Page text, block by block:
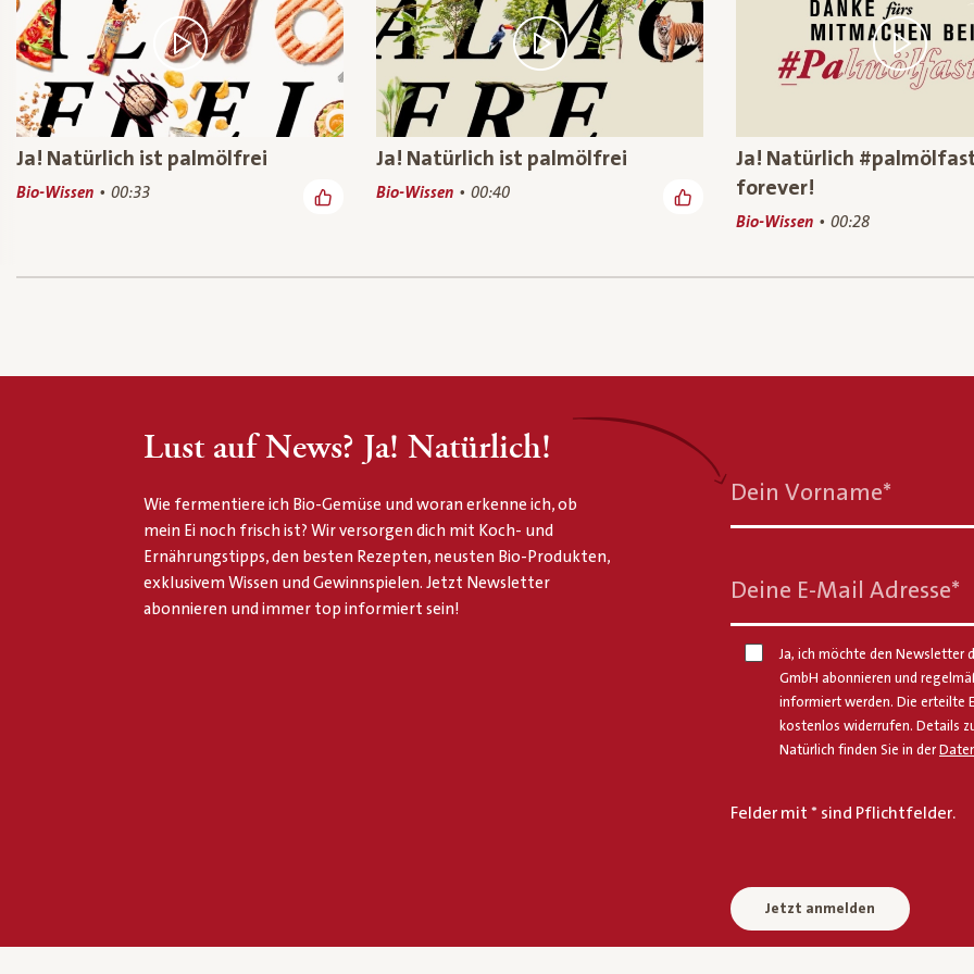
Ja! Natürlich ist palmölfrei
Bio-Wissen 00:33
Ja! Natürlich ist palmölfrei
Bio-Wissen 00:40
Ja! Natürlich
forever!
Bio-Wissen 00:28
Lust auf News? Ja! Natürlich!
Wie fermentiere ich Bio-Gemüse und woran erkenne ich, ob
mein Ei noch frisch ist? Wir versorgen dich mit Koch- und
Ernährungstipps, den besten Rezepten, neusten Bio-Produkten,
exklusivem Wissen und Gewinnspielen. Jetzt Newsletter
abonnieren und immer top informiert sein!
Dein Vorname*
Deine E-Mail Adresse*
Ja, ich möchte den Newsletter
GmbH abonnieren und
informiert werden. Die erteilte
kostenlos widerrufen. Details
Natürlich finden Sie in der
Felder mit * sind Pflichtfelder.
Jetzt anmelden